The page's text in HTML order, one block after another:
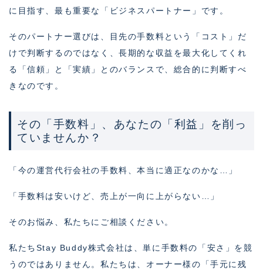
に目指す、最も重要な「ビジネスパートナー」です。
そのパートナー選びは、目先の手数料という「コスト」だ
けで判断するのではなく、長期的な収益を最大化してくれ
る「信頼」と「実績」とのバランスで、総合的に判断すべ
きなのです。
その「手数料」、あなたの「利益」を削っ
ていませんか？
「今の運営代行会社の手数料、本当に適正なのかな…」
「手数料は安いけど、売上が一向に上がらない…」
そのお悩み、私たちにご相談ください。
私たちStay Buddy株式会社は、単に手数料の「安さ」を競
うのではありません。私たちは、オーナー様の「手元に残